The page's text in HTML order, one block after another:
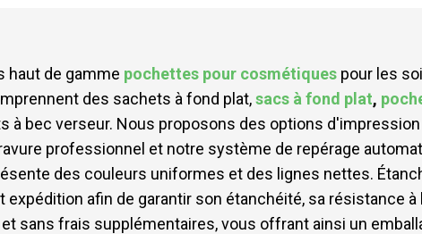
haut de gamme pochettes pour cosmétiques pour les
des sachets à fond plat,sacs à fond plat,
à bec verseur. Nous proposons des options
professionnel et notre système de repérage
des couleurs uniformes et des lignes nettes.
expédition afin de garantir son étanchéité, sa résistance
sans frais supplémentaires, vous offrant ainsi un